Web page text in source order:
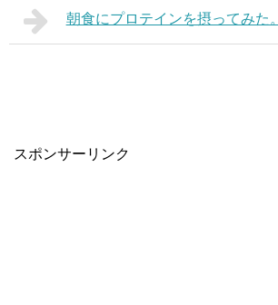
朝食にプロテインを摂ってみた。
スポンサーリンク